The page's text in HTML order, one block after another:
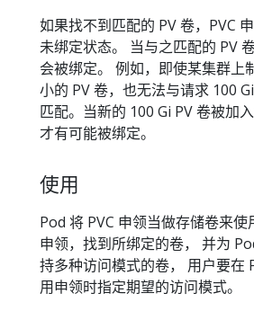
如果找不到匹配的 PV 卷，PVC
未绑定状态。 当与之匹配的 PV
会被绑定。 例如，即使某集群上
小的 PV 卷，也无法与请求 100
匹配。当新的 100 Gi PV 卷被加
才有可能被绑定。
使用
Pod 将 PVC 申领当做存储卷来使
申领，找到所绑定的卷， 并为
持多种访问模式的卷， 用户要在
用申领时指定期望的访问模式。